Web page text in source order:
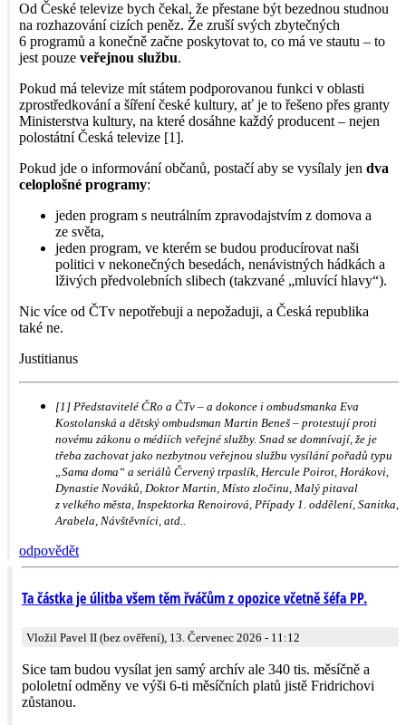
Od České televize bych čekal, že přestane být bezednou studnou
na rozhazování cizích peněz. Že zruší svých zbytečných
6 programů a konečně začne poskytovat to, co má ve stautu – to
jest pouze veřejnou službu.
Pokud má televize mít státem podporovanou funkci v oblasti
zprostředkování a šíření české kultury, ať je to řešeno přes granty
Ministerstva kultury, na které dosáhne každý producent – nejen
polostátní Česká televize [1].
Pokud jde o informování občanů, postačí aby se vysílaly jen dva
celoplošné programy:
jeden program s neutrálním zpravodajstvím z domova a
ze světa,
jeden program, ve kterém se budou producírovat naši
politici v nekonečných besedách, nenávistných hádkách a
lživých předvolebních slibech (takzvané „mluvící hlavy“).
Nic více od ČTv nepotřebuji a nepožaduji, a Česká republika
také ne.
Justitianus
[1] Představitelé ČRo a ČTv – a dokonce i ombudsmanka Eva
Kostolanská a dětský ombudsman Martin Beneš – protestují proti
novému zákonu o médiích veřejné služby. Snad se domnívají, že je
třeba zachovat jako nezbytnou veřejnou službu vysílání pořadů typu
„Sama doma“ a seriálů Červený trpaslík, Hercule Poirot, Horákovi,
Dynastie Nováků, Doktor Martin, Místo zločinu, Malý pitaval
z velkého města, Inspektorka Renoirová, Případy 1. oddělení, Sanitka,
Arabela, Návštěvníci, atd..
odpovědět
Ta částka je úlitba všem těm řváčům z opozice včetně šéfa PP.
Vložil Pavel II (bez ověření), 13. Červenec 2026 - 11:12
Sice tam budou vysílat jen samý archív ale 340 tis. měsíčně a
pololetní odměny ve výši 6-ti měsíčních platů jistě Fridrichovi
zůstanou.